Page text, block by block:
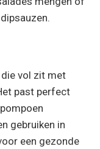
vol zit met
past perfect
gebruiken in
een gezonde